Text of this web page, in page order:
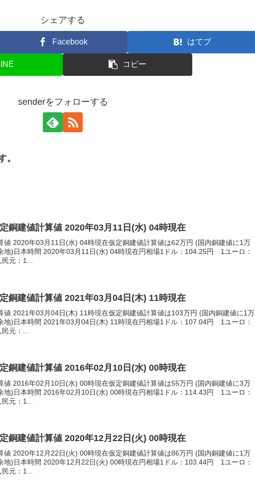
シェアする
Facebook はてブ
コピー
senderをフォローする
。
銅建値計算値 2020年03月11日(水) 04時現在
値 2020年03月11日(水) 04時現在仮定銅建値計算値は62万円 (国内銅建値に1万
地)日本時間 2020年03月11日(水) 04時現在円相場1ドル：104.25円 1ユーロ：
元：1...
銅建値計算値 2021年03月04日(木) 11時現在
値 2021年03月04日(木) 11時現在仮定銅建値計算値は103万円 (国内銅建値に1万
地)日本時間 2021年03月04日(木) 11時現在円相場1ドル：107.04円 1ユーロ：
元：...
銅建値計算値 2016年02月10日(水) 00時現在
値 2016年02月10日(水) 00時現在仮定銅建値計算値は55万円 (国内銅建値に3万
地)日本時間 2016年02月10日(水) 00時現在円相場1ドル：114.43円 1ユーロ：
元：1...
銅建値計算値 2020年12月22日(火) 00時現在
値 2020年12月22日(火) 00時現在仮定銅建値計算値は86万円 (国内銅建値に1万
地)日本時間 2020年12月22日(火) 00時現在円相場1ドル：103.44円 1ユーロ：
元：1...